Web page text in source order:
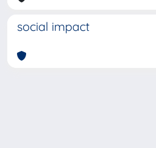
social impact